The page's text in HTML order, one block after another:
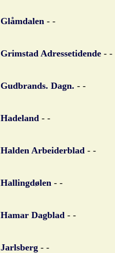
Glåmdalen - -
Grimstad Adressetidende - -
Gudbrands. Dagn. - -
Hadeland - -
Halden Arbeiderblad - -
Hallingdølen - -
Hamar Dagblad - -
Jarlsberg - -